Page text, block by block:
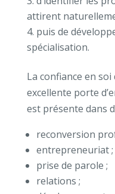
attirent
puis de
spécialisation.
La confiance en
excellente porte
est présente dans
reconversion
entrepreneuriat ;
prise de parole ;
relations ;